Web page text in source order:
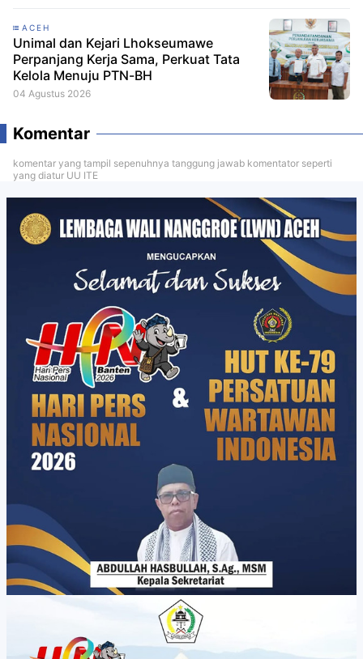
ACEH
Unimal dan Kejari Lhokseumawe
Perpanjang Kerja Sama, Perkuat Tata
Kelola Menuju PTN-BH
04 Agustus 2026
Komentar
komentar yang tampil sepenuhnya tanggung jawab komentator seperti
yang diatur UU ITE